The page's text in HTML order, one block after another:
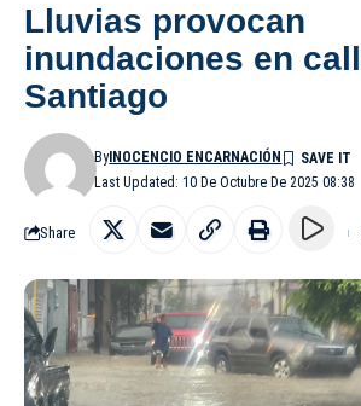
Lluvias provocan
inundaciones en
Santiago
Last Updated: 10 De Octubre De 2025 08:38
ByINOCENCIO ENCARNACIÓN
Share